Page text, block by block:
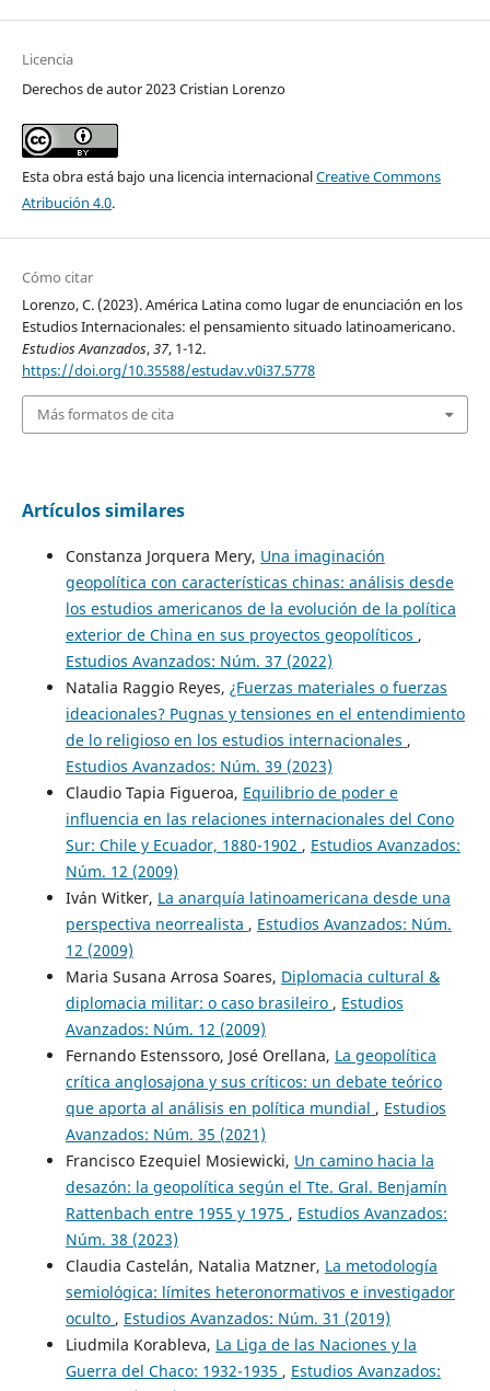
Licencia
Derechos de autor 2023 Cristian Lorenzo
Esta obra está bajo una licencia internacionalCreative Commons
Atribución 4.0.
Cómo citar
Lorenzo, C. (2023). América Latina como lugar de enunciación en los
Estudios Internacionales: el pensamiento situado latinoamericano.
Estudios Avanzados,37, 1-12.
https://doi.org/10.35588/estudav.v0i37.5778
Más formatos de cita
Artículos similares
Constanza Jorquera Mery, Una imaginación
geopolítica con características chinas: análisis desde
los estudios americanos de la evolución de la política
exterior de China en sus proyectos geopolíticos ,
Estudios Avanzados: Núm. 37 (2022)
Natalia Raggio Reyes, ¿Fuerzas materiales o fuerzas
ideacionales? Pugnas y tensiones en el entendimiento
de lo religioso en los estudios internacionales ,
Estudios Avanzados: Núm. 39 (2023)
Claudio Tapia Figueroa, Equilibrio de poder e
influencia en las relaciones internacionales del Cono
Sur: Chile y Ecuador, 1880-1902 , Estudios Avanzados:
Núm. 12 (2009)
Iván Witker, La anarquía latinoamericana desde una
perspectiva neorrealista , Estudios Avanzados: Núm.
12 (2009)
Maria Susana Arrosa Soares, Diplomacia cultural &
diplomacia militar: o caso brasileiro , Estudios
Avanzados: Núm. 12 (2009)
Fernando Estenssoro, José Orellana, La geopolítica
crítica anglosajona y sus críticos: un debate teórico
que aporta al análisis en política mundial , Estudios
Avanzados: Núm. 35 (2021)
Francisco Ezequiel Mosiewicki, Un camino hacia la
desazón: la geopolítica según el Tte. Gral. Benjamín
Rattenbach entre 1955 y 1975 , Estudios Avanzados:
Núm. 38 (2023)
Claudia Castelán, Natalia Matzner, La metodología
semiológica: límites heteronormativos e investigador
oculto , Estudios Avanzados: Núm. 31 (2019)
Liudmila Korableva, La Liga de las Naciones y la
Guerra del Chaco: 1932-1935 , Estudios Avanzados: